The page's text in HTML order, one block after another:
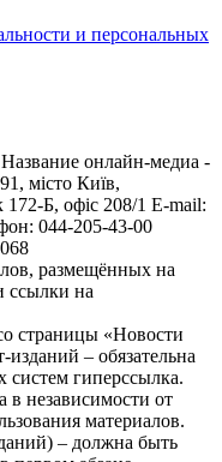
и персональных
онлайн-медиа -
місто Київ,
Б, офіс 208/1 E-mail:
044-205-43-00
размещённых на
ссылки на
страницы «Новости
– обязательна
систем гиперссылка.
независимости от
материалов.
– должна быть